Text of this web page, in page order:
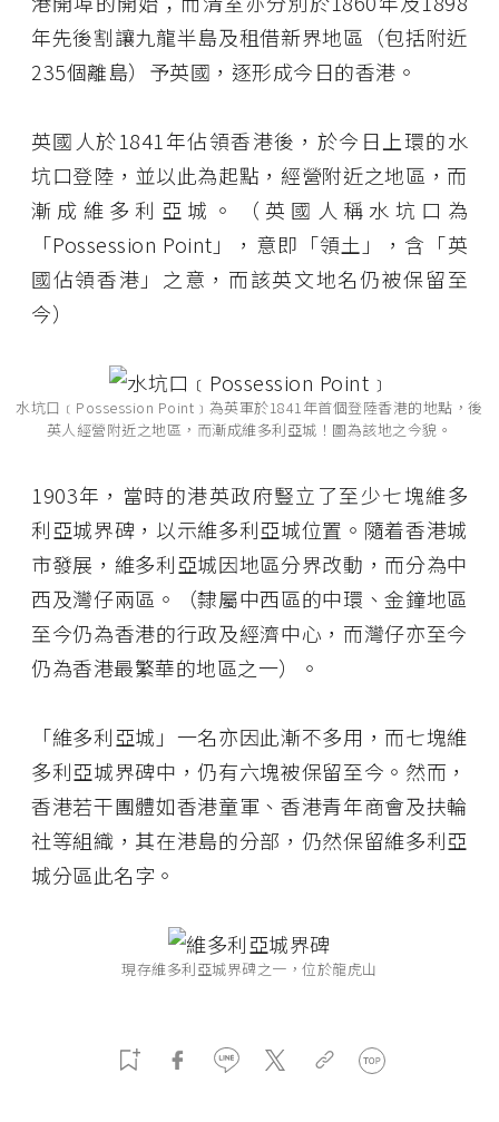
年先後割讓九龍半島及租借新界地區（包括附近
235個離島）予英國，逐形成今日的香港。
英國人於1841年佔領香港後，於今日上環的水
坑口登陸，並以此為起點，經營附近之地區，而
漸成維多利亞城。（英國人稱水坑口為
「Possession Point」，意即「領土」，含「英
國佔領香港」之意，而該英文地名仍被保留至
今）
水坑口﹝Possession Point﹞為英軍於1841年首個登陸香港的地點，後
英人經營附近之地區，而漸成維多利亞城！圖為該地之今貌。
1903年，當時的港英政府豎立了至少七塊維多
利亞城界碑，以示維多利亞城位置。隨着香港城
市發展，維多利亞城因地區分界改動，而分為中
西及灣仔兩區。（隸屬中西區的中環、金鐘地區
至今仍為香港的行政及經濟中心，而灣仔亦至今
仍為香港最繁華的地區之一）。
「維多利亞城」一名亦因此漸不多用，而七塊維
多利亞城界碑中，仍有六塊被保留至今。然而，
香港若干團體如香港童軍、香港青年商會及扶輪
社等組織，其在港島的分部，仍然保留維多利亞
城分區此名字。
現存維多利亞城界碑之一，位於龍虎山